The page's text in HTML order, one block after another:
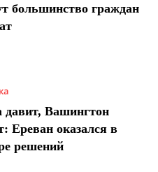
большинство граждан
давит, Вашингтон
Ереван оказался в
решений